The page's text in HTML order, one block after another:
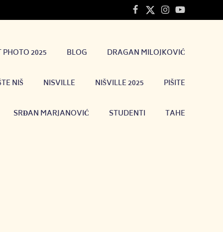
PHOTO 2025 BLOG DRAGAN MILOJKOVIĆ
NIŠ NISVILLE NIŠVILLE 2025 PIŠITE
SRĐAN MARJANOVIĆ STUDENTI TAHE